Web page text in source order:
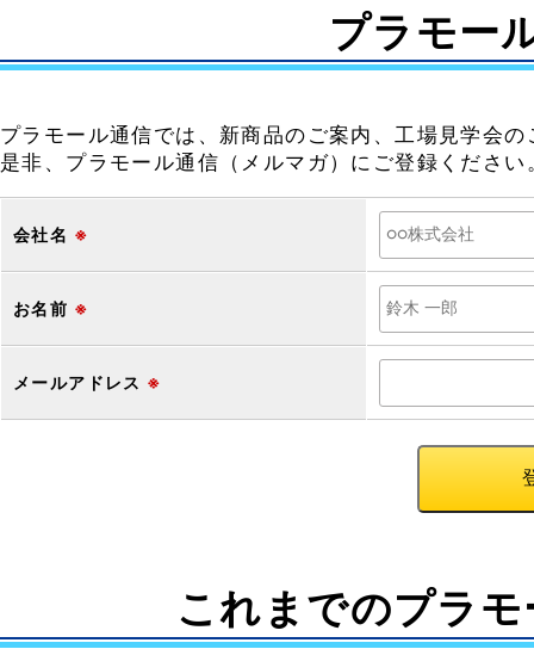
プラモー
プラモール通信では、新商品のご案内、工場見学会
是非、プラモール通信（メルマガ）にご登録ください
会社名 ※
お名前 ※
メールアドレス ※
これまでのプラ